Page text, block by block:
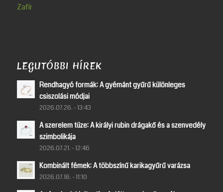
Zafír
LEGUTÓBBI HÍREK
Rendhagyó formák: A gyémánt gyűrű különleges
csiszolási módjai
2026.07.26. - 13:43
A szerelem tüze: A királyi rubin drágakő és a szenvedély
szimbolikája
2026.07.21. - 12:46
Kombinált fémek: A többszínű karikagyűrű varázsa
2026.07.16. - 11:10